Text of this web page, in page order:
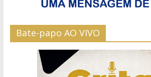
Bate-papo AO VIVO